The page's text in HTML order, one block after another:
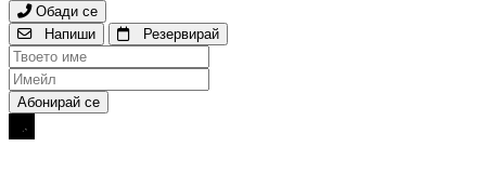
Обади се
Напиши
Резервирай